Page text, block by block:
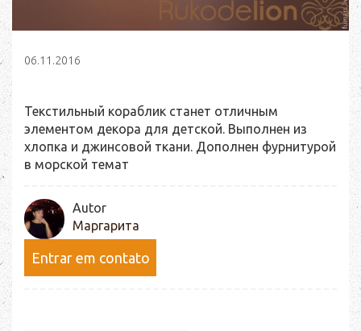
06.11.2016
Текстильный кораблик станет отличным
элементом декора для детской. Выполнен из
хлопка и джинсовой ткани. Дополнен фурнитурой
в морской темат
Autor
Маргарита
Entrar em contato